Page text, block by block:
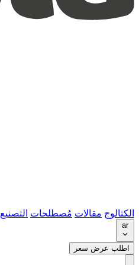
الكتالوج مقالات مُصطلحات التصنيع
ar
اطلب عرض سعر